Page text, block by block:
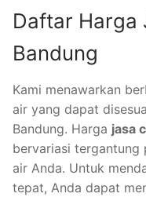
Daftar Harga
Bandung
Kami menawarkan
air yang dapat
Bandung. Harga jasa
bervariasi tergantung
air Anda. Untuk
tepat, Anda dapat